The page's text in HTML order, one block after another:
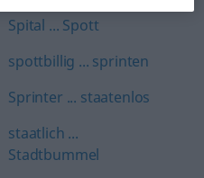
Spital ... Spott
spottbillig ... sprinten
Sprinter ... staatenlos
staatlich ...
Stadtbummel